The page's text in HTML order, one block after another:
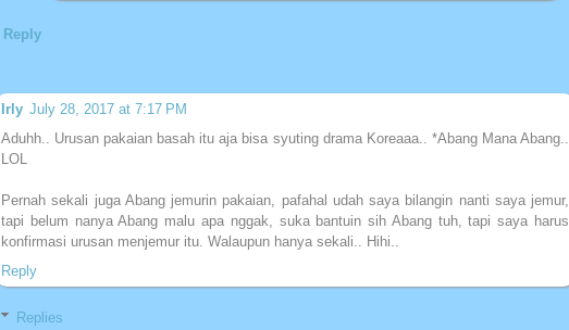
Reply
Irly July 28, 2017 at 7:17 PM
Aduhh.. Urusan pakaian basah itu aja bisa syuting drama Koreaaa.. *Abang Mana Abang..
LOL
Pernah sekali juga Abang jemurin pakaian, pafahal udah saya bilangin nanti saya jemur,
tapi belum nanya Abang malu apa nggak, suka bantuin sih Abang tuh, tapi saya harus
konfirmasi urusan menjemur itu. Walaupun hanya sekali.. Hihi..
Reply
Replies